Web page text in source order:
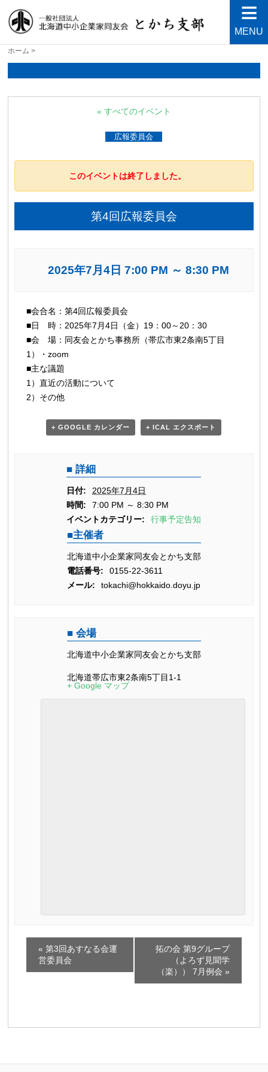
北海道中小企業家同友会と
かち支部
良い会社、良い経営者、よい経営環境づくりを目指し
MENU
ホーム >
« すべてのイベント
広報委員会
このイベントは終了しました。
第4回広報委員会
2025年7月4日 7:00 PM ～ 8:30 PM
イ
ベ
ン
ト
ナ
ビ
ゲ
■会合名：第4回広報委員会
■日 時：2025年7月4日（金）19：00～20：30
■会 場：同友会とかち事務所（帯広市東2条南5丁目
1）・zoom
■主な議題
1）直近の活動について
2）その他
+ GOOGLE カレンダー + ICAL エクスポート
詳細
日付:
2025年7月4日
時間:
7:00 PM ～ 8:30 PM
イベントカテゴリー:
行事予定告知
主催者
北海道中小企業家同友会とかち支部
電話番号:
0155-22-3611
メール:
tokachi@hokkaido.doyu.jp
会場
北海道中小企業家同友会とかち支部
北海道帯広市東2条南5丁目1-1
+ Google マップ
ベ
ン
シ
« 第3回あすなる会運
営委員会
拓の会 第9グループ
（よろず見聞学
（楽）） 7月例会 »